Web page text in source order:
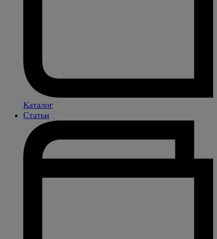
Каталог
Статьи